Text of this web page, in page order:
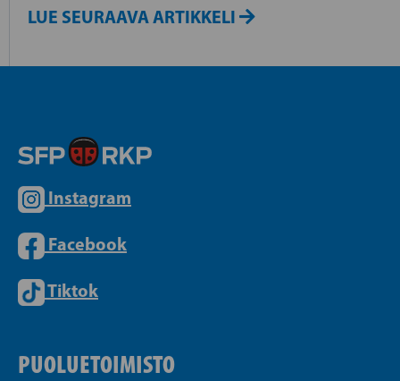
LUE SEURAAVA ARTIKKELI
Instagram
Facebook
Tiktok
PUOLUETOIMISTO